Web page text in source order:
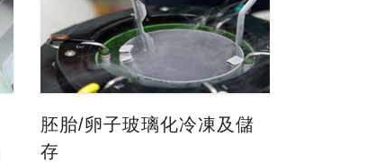
胚胎/卵子玻璃化冷凍及儲
存